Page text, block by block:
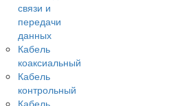
связи и
передачи
данных
Кабель
коаксиальный
Кабель
контрольный
Кабель